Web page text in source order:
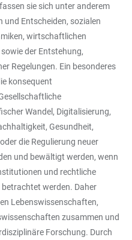
sie sich unter anderem
und Entscheiden, sozialen
wirtschaftlichen
der Entstehung,
Regelungen. Ein besonderes
konsequent
Wandel, Digitalisierung,
Gesundheit,
die Regulierung neuer
und bewältigt werden, wenn
und rechtliche
werden. Daher
Lebenswissenschaften,
zusammen und
Forschung. Durch